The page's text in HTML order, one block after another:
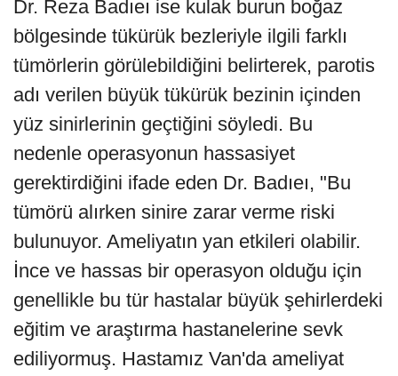
Dr. Reza Badıeı ise kulak burun boğaz
bölgesinde tükürük bezleriyle ilgili farklı
tümörlerin görülebildiğini belirterek, parotis
adı verilen büyük tükürük bezinin içinden
yüz sinirlerinin geçtiğini söyledi. Bu
nedenle operasyonun hassasiyet
gerektirdiğini ifade eden Dr. Badıeı, "Bu
tümörü alırken sinire zarar verme riski
bulunuyor. Ameliyatın yan etkileri olabilir.
İnce ve hassas bir operasyon olduğu için
genellikle bu tür hastalar büyük şehirlerdeki
eğitim ve araştırma hastanelerine sevk
ediliyormuş. Hastamız Van'da ameliyat